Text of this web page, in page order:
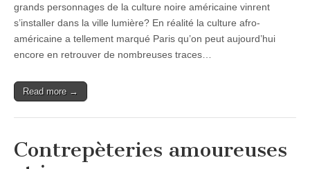
grands personnages de la culture noire américaine vinrent
s’installer dans la ville lumière? En réalité la culture afro-
américaine a tellement marqué Paris qu’on peut aujourd’hui
encore en retrouver de nombreuses traces…
Read more →
Contrepèteries amoureuses